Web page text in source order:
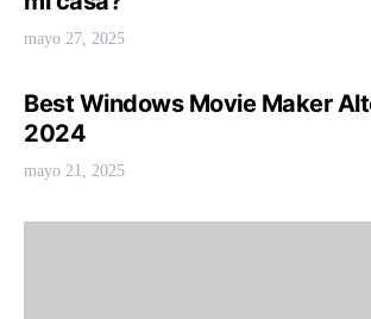
mayo 27, 2025
Best Windows Movie Maker
2024
mayo 21, 2025